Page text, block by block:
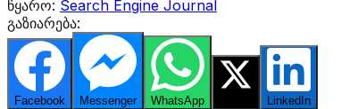
წყარო: Search Engine Journal
გაზიარება:
Facebook Messenger WhatsApp LinkedIn